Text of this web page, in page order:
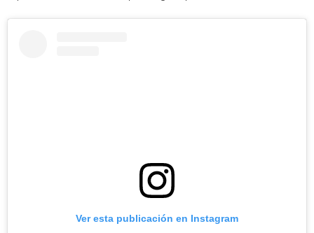
Ver esta publicación en Instagram